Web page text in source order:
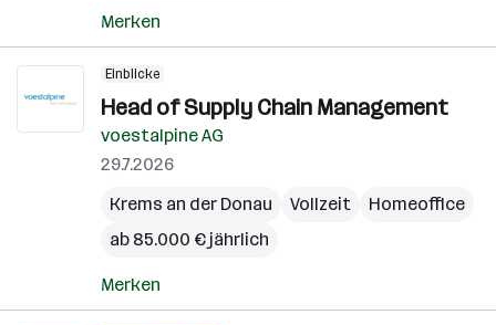
Merken
Einblicke
Head of Supply Chain Management
voestalpine AG
29.7.2026
Krems an der Donau
Vollzeit
Homeoffice
ab 85.000 € jährlich
Merken